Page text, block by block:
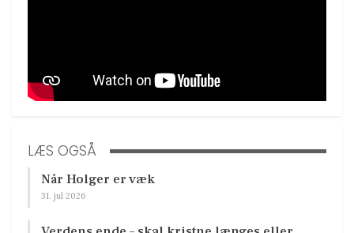
LÆS OGSÅ
Når Holger er væk
31. jul 2026